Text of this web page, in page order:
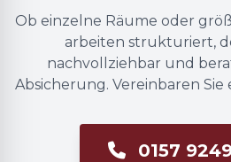
Ob einzelne Räume oder
arbeiten strukturiert,
nachvollziehbar und
Absicherung. Vereinbaren Sie
0157